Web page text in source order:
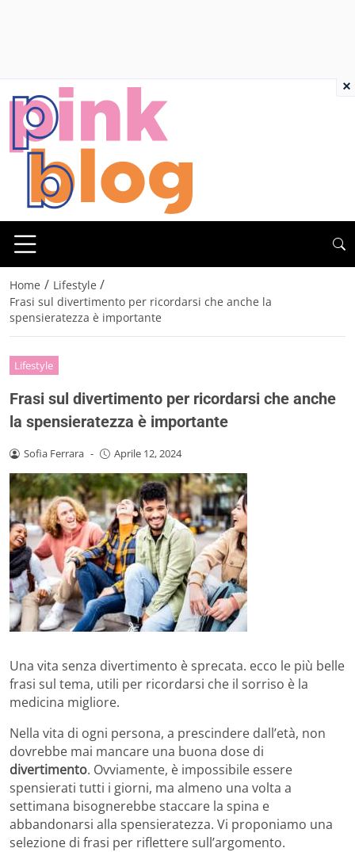
Home / Lifestyle /
Frasi sul divertimento per ricordarsi che anche la
spensieratezza è importante
Lifestyle
Frasi sul divertimento per ricordarsi che anche
la spensieratezza è importante
Sofia Ferrara - Aprile 12, 2024
Una vita senza divertimento è sprecata. ecco le più belle
frasi sul tema, utili per ricordarsi che il sorriso è la
medicina migliore.
Nella vita di ogni persona, a prescindere dall’età, non
dovrebbe mai mancare una buona dose di
divertimento. Ovviamente, è impossibile essere
spensierati tutti i giorni, ma almeno una volta a
settimana bisognerebbe staccare la spina e
abbandonarsi alla spensieratezza. Vi proponiamo una
selezione di frasi per riflettere sull’argomento.
×